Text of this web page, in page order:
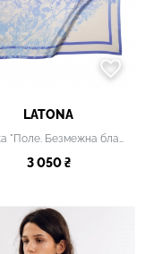
LATONA
Хустка "Поле. Безмежна блакить""
3 050 ₴